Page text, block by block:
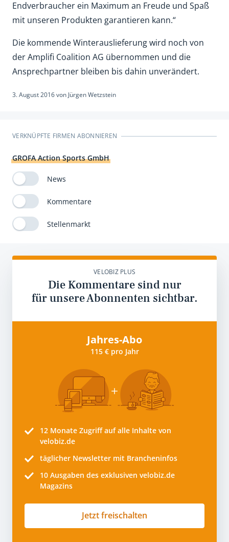
Endverbraucher ein Maximum an Freude und Spaß
mit unseren Produkten garantieren kann.“
Die kommende Winterauslieferung wird noch von
der Amplifi Coalition AG übernommen und die
Ansprechpartner bleiben bis dahin unverändert.
3. August 2016von Jürgen Wetzstein
VERKNÜPFTE FIRMEN ABONNIEREN
GROFA Action Sports GmbH
News
Kommentare
Stellenmarkt
VELOBIZ PLUS
Die Kommentare sind nur
für unsere Abonnenten sichtbar.
Jahres-Abo
115 € pro Jahr
12 Monate Zugriff auf alle Inhalte von
velobiz.de
täglicher Newsletter mit Brancheninfos
10 Ausgaben des exklusiven velobiz.de
Magazins
Jetzt freischalten